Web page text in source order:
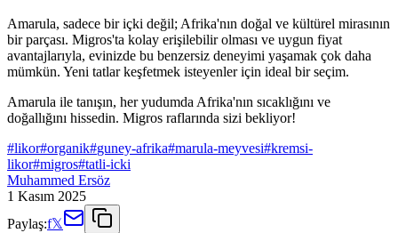
Amarula, sadece bir içki değil; Afrika'nın doğal ve kültürel mirasının
bir parçası. Migros'ta kolay erişilebilir olması ve uygun fiyat
avantajlarıyla, evinizde bu benzersiz deneyimi yaşamak çok daha
mümkün. Yeni tatlar keşfetmek isteyenler için ideal bir seçim.
Amarula ile tanışın, her yudumda Afrika'nın sıcaklığını ve
doğallığını hissedin. Migros raflarında sizi bekliyor!
#likor#organik#guney-afrika#marula-meyvesi#kremsi-
likor#migros#tatli-icki
Muhammed Ersöz
1 Kasım 2025
Paylaş:f𝕏